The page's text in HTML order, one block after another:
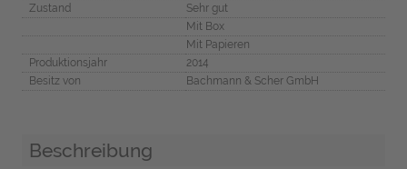
Zustand
Sehr gut
Mit Box
Mit Papieren
Produktionsjahr
2014
Besitz von
Bachmann & Scher GmbH
Beschreibung